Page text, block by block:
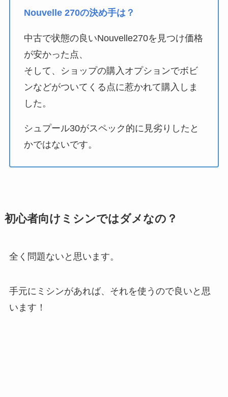
Nouvelle 270の決め手は？
中古で状態の良いNouvelle270を見つけ価格
が安かった点、
そして、ショップの購入オプションでボビ
ンなどがついてくる点に惹かれて購入しま
した。
シュプール30がスペック的に見劣りしたと
かではないです。
初心者向けミシンではダメなの？
全く問題ないと思います。
手元にミシンがあれば、それを使うので良いと思
います！